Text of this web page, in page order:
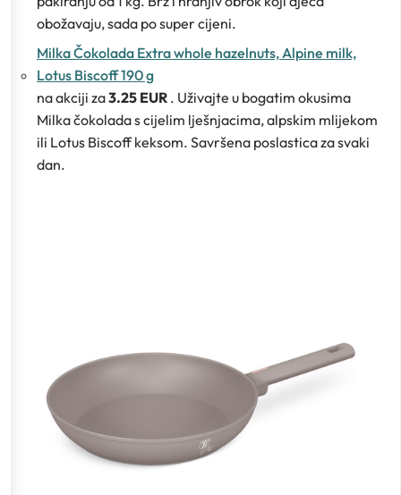
obožavaju, sada po super cijeni.
Milka Čokolada Extra whole hazelnuts, Alpine milk,
Lotus Biscoff 190 g
na akciji za3.25 EUR . Uživajte u bogatim okusima
Milka čokolada s cijelim lješnjacima, alpskim mlijekom
ili Lotus Biscoff keksom. Savršena poslastica za svaki
dan.